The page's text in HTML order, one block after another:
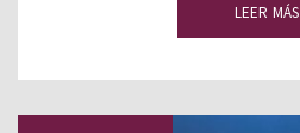
LEER MÁS